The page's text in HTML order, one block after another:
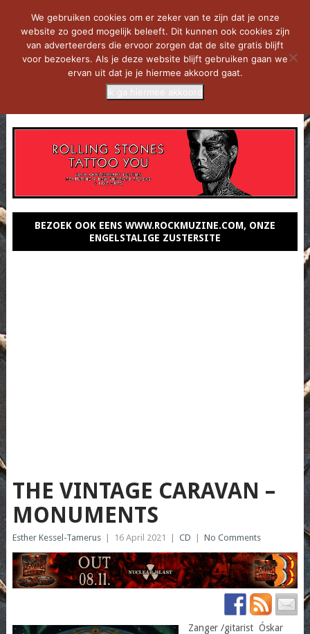
BEZOEK OOK EENS WWW.ROCKMUZINE.COM, ONZE
ENGELSTALIGE ZUSTERSITE
THE VINTAGE CARAVAN –
MONUMENTS
Esther Kessel-Tamerus 16 April 2021 CD No Comments
Zanger /gitarist Óskar
We gebruiken cookies om er zeker van te zijn dat je onze
website zo goed mogelijk beleeft. Dit kunnen ook cookies zijn
van adverteerders die ervoor zorgen dat de site gratis blijft
voor bezoekers. Als je deze website blijft gebruiken gaan we
ervan uit dat je je hiermee akkoord gaat.
Ik ga hiermee akkoord